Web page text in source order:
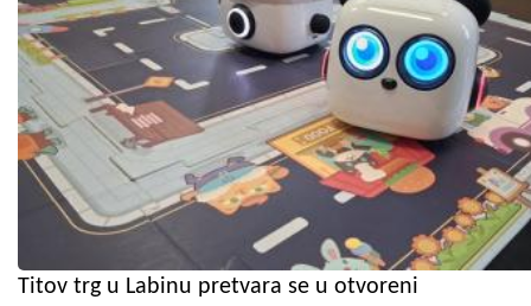
Titov trg u Labinu pretvara se u otvoreni